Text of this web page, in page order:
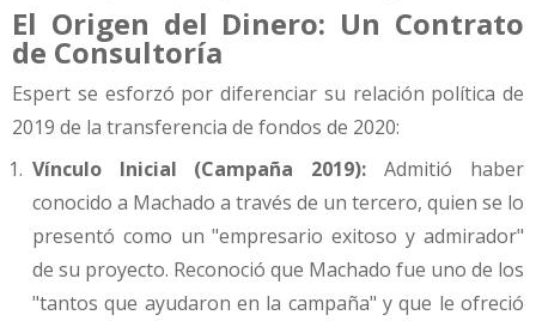
El Origen del Dinero: Un Contrato
de Consultoría
Espert se esforzó por diferenciar su relación política de
2019 de la transferencia de fondos de 2020:
Vínculo Inicial (Campaña 2019): Admitió haber
conocido a Machado a través de un tercero, quien se lo
presentó como un "empresario exitoso y admirador"
de su proyecto. Reconoció que Machado fue uno de los
"tantos que ayudaron en la campaña" y que le ofreció